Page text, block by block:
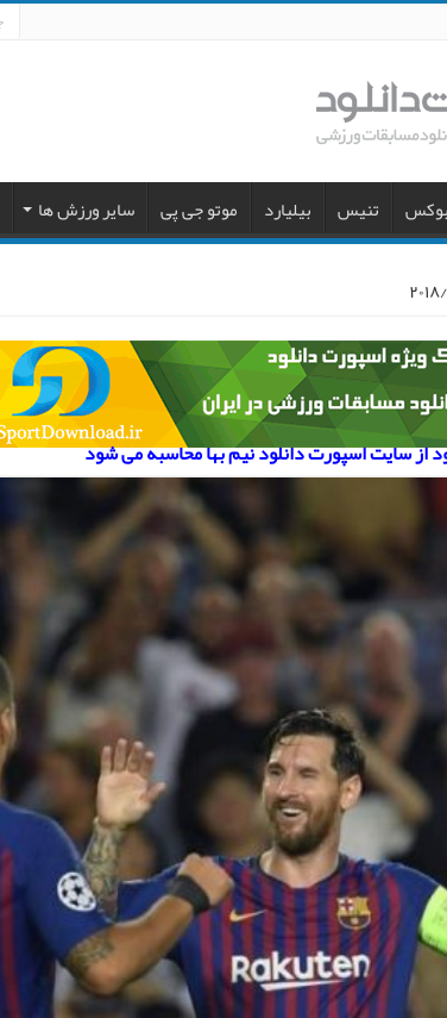
بوکس تنیس بیلیارد موتو جی پی سایر ورزش ها
از سایت اسپورت دانلود نیم بها محاسبه می شود